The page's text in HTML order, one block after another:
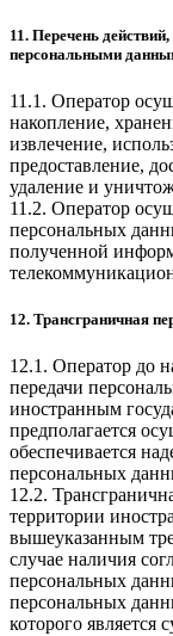
11. Перечень
персональными
11.1. Оператор
накопление,
извлечение,
предоставление,
удаление и
11.2. Оператор
персональных
полученной
12. Трансграничная
12.1. Оператор до
передачи
иностранным
предполагается
обеспечивается
персональных
12.2.
территории
вышеуказанным
случае наличия
персональных
персональных
которого является